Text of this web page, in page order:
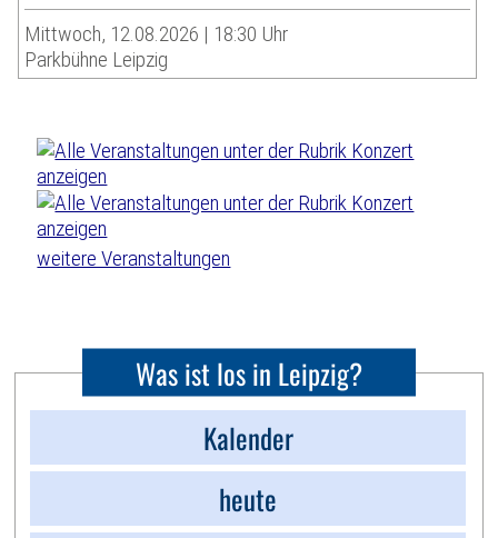
Mittwoch, 12.08.2026 | 18:30 Uhr
Parkbühne Leipzig
weitere Veranstaltungen
Was ist los in Leipzig?
Kalender
heute